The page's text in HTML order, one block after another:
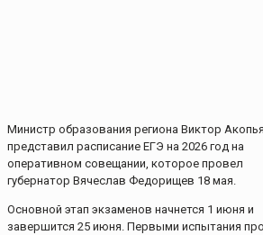
Министр образования региона Виктор
представил расписание ЕГЭ на 2026 год на
оперативном совещании, которое провел
губернатор Вячеслав Федорищев 18 мая.
Основной этап экзаменов начнется 1 июня и
завершится 25 июня. Первыми испытания